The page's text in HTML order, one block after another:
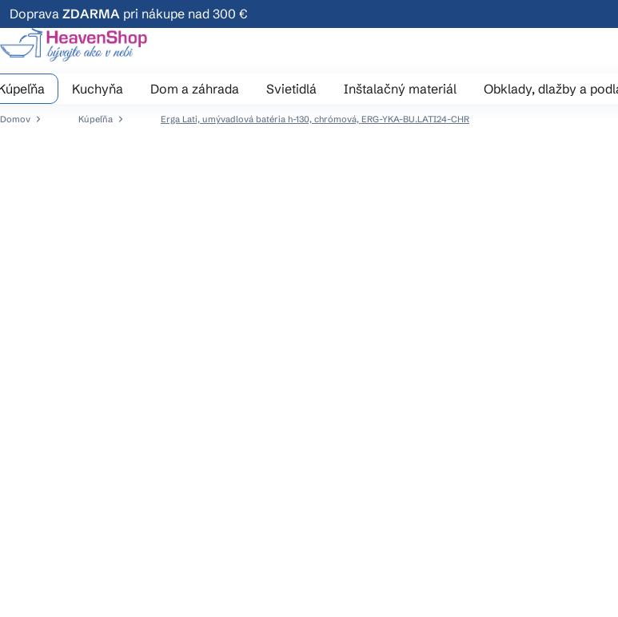
Prejsť
na
obsah
Doprava ZDARMA pri nákupe nad 300 €
Kuchyňa Dom a záhrada Svietidlá Inštalačný materiál Obklady, dlažby a
Domov Kúpeľňa Erga Lati, umývadlová batéria h-130, chrómová, ERG-YKA-BU.LATI24-CHR